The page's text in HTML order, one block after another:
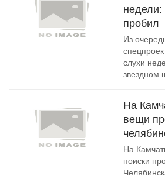
недели:
пробил
Из
слухи
звездном
На
вещи
На
поиски